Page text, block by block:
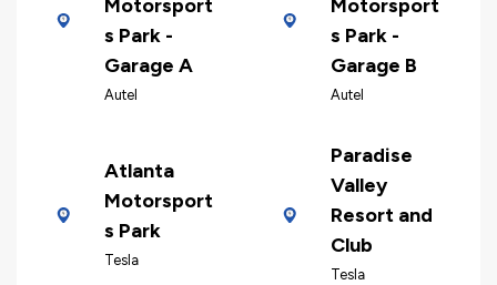
Motorsport
s Park -
Garage A
Autel
Motorsport
s Park -
Garage B
Autel
Atlanta
Motorsport
s Park
Tesla
Paradise
Valley
Resort and
Club
Tesla